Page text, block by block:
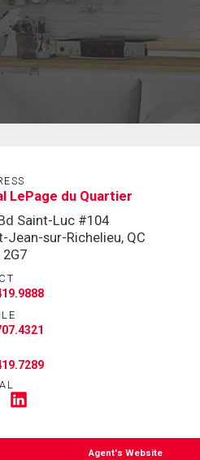
LePage du Quartier
Saint-Luc #104
Jean-sur-Richelieu, QC
Agent's Website